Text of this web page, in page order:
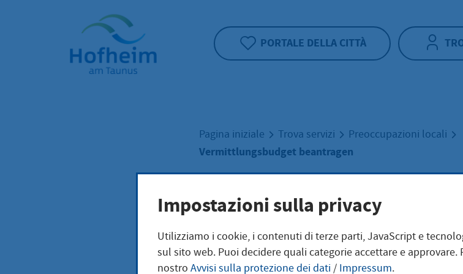
Home"
PORTALE DELLA CITTÀ
Pagina iniziale Trova servizi Preoccupazioni locali
Vermittlungsbudget beantragen
beantragen
Impostazioni sulla privacy
Utilizziamo i cookie, i contenuti di terze parti, JavaScript e
sul sito web. Puoi decidere quali categorie accettare e
nostro Avvisi sulla protezione dei dati / Impressum.